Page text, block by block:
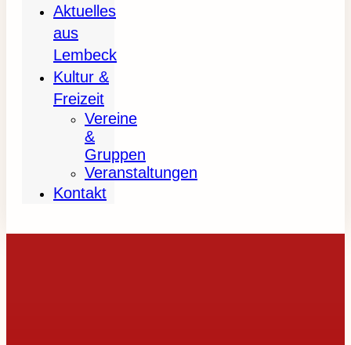
Aktuelles
aus
Lembeck
Kultur &
Freizeit
Vereine
&
Gruppen
Veranstaltungen
Kontakt